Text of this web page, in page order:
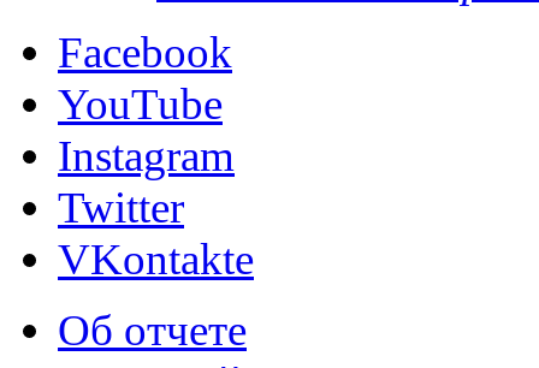
Facebook
YouTube
Instagram
Twitter
VKontakte
Об отчете